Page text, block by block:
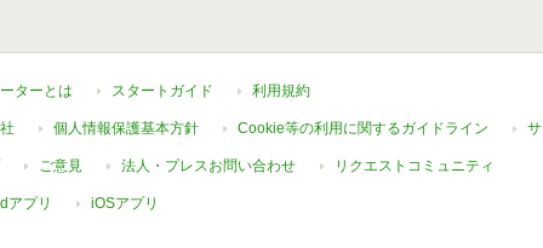
ターとは スタートガイド 利用規約
個人情報保護基本方針 Cookie等の利用に関するガイドライン
ご意見 法人・プレスお問い合わせ リクエストコミュニティ
アプリ iOSアプリ